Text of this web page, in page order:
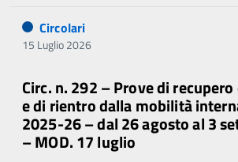
Circolari
15 Luglio 2026
Circ. n. 292 – Prove di
e di rientro dalla mobilità
2025-26 – dal 26 agosto al 3
– MOD. 17 luglio